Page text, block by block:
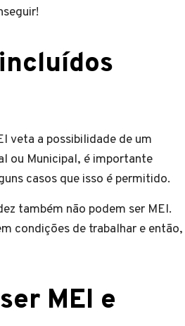
veta a possibilidade de um
ou Municipal, é importante
casos que isso é permitido.
também não podem ser MEI.
condições de trabalhar e então,
MEI e